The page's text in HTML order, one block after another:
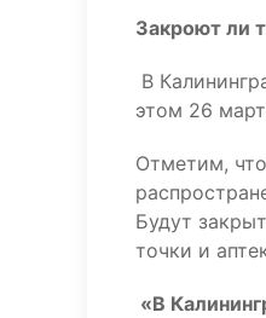
Закроют ли
В
этом 26
Отметим,
Будут
точки и
«В